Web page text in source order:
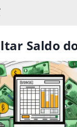
Saldo